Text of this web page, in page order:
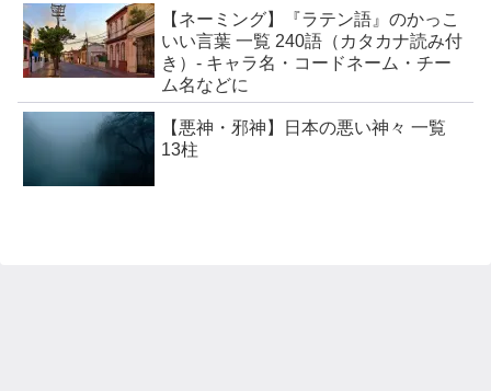
【ネーミング】『ラテン語』のかっこ
いい言葉 一覧 240語（カタカナ読み付
き）- キャラ名・コードネーム・チー
ム名などに
【悪神・邪神】日本の悪い神々 一覧
13柱